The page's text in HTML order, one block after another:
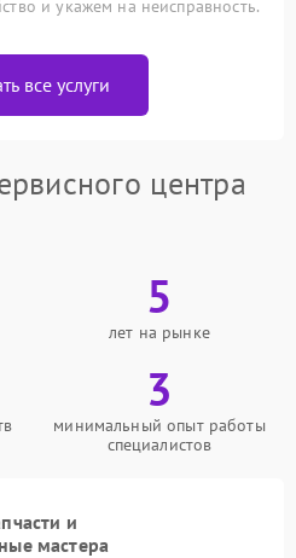
и укажем на неисправность.
все услуги
центра
5
лет на рынке
3
минимальный опыт работы
специалистов
и
мастера